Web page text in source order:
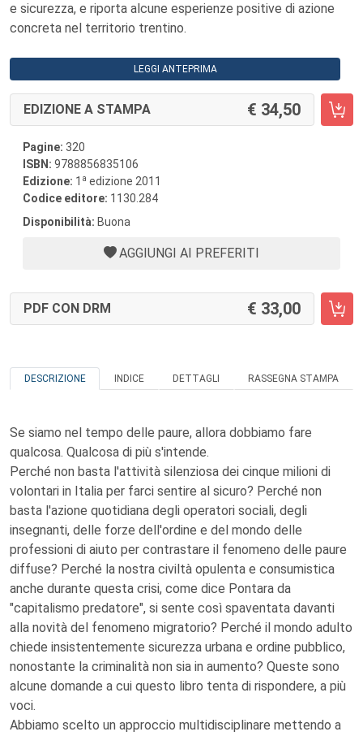
e sicurezza, e riporta alcune esperienze positive di azione
concreta nel territorio trentino.
LEGGI ANTEPRIMA
EDIZIONE A STAMPA 34,50
Pagine: 320
ISBN: 9788856835106
Edizione: 1 a edizione 2011
Codice editore: 1130.284
Disponibilità: Buona
AGGIUNGI AI PREFERITI
PDF CON DRM 33,00
DESCRIZIONE INDICE DETTAGLI RASSEGNA STAMPA
Se siamo nel tempo delle paure, allora dobbiamo fare
qualcosa. Qualcosa di più s'intende.
Perché non basta l'attività silenziosa dei cinque milioni di
volontari in Italia per farci sentire al sicuro? Perché non
basta l'azione quotidiana degli operatori sociali, degli
insegnanti, delle forze dell'ordine e del mondo delle
professioni di aiuto per contrastare il fenomeno delle paure
diffuse? Perché la nostra civiltà opulenta e consumistica
anche durante questa crisi, come dice Pontara da
"capitalismo predatore", si sente così spaventata davanti
alla novità del fenomeno migratorio? Perché il mondo adulto
chiede insistentemente sicurezza urbana e ordine pubblico,
nonostante la criminalità non sia in aumento? Queste sono
alcune domande a cui questo libro tenta di rispondere, a più
voci.
Abbiamo scelto un approccio multidisciplinare mettendo a